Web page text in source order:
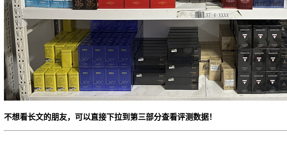
不想看长文的朋友，可以直接下拉到第三部分查看评测数据！